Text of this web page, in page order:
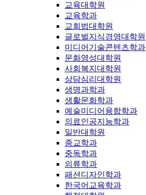
교육대학원
교육학과
교회법대학원
글로벌지식경영대학원
미디어기술콘텐츠학과
문화영성대학원
사회복지대학원
상담심리대학원
생명과학과
생활문화학과
예술미디어융합학과
의료인공지능학과
일반대학원
종교학과
중독학과
의류학과
패션디자인학과
한국어교육학과